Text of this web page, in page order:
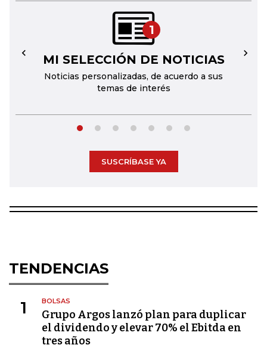
1
MI SELECCIÓN DE NOTICIAS
Noticias personalizadas, de acuerdo a sus
temas de interés
← →
SUSCRÍBASE YA
TENDENCIAS
1 BOLSAS
Grupo Argos lanzó plan para duplicar
el dividendo y elevar 70% el Ebitda en
tres años